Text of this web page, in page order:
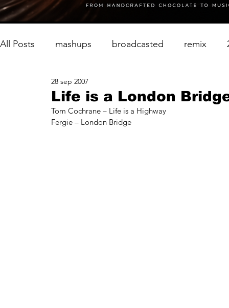
All Posts mashups broadcasted remix
Life is a London
28 sep 2007
Tom Cochrane – Life is a Highway
Fergie – London Bridge